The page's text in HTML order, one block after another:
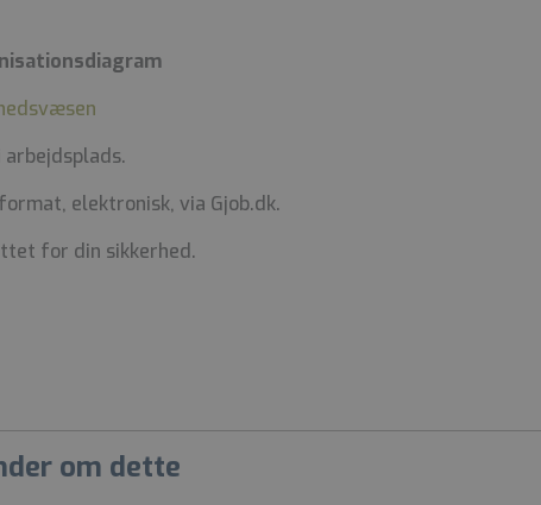
elektronisk, via Gjob.dk.
for din sikkerhed.
om dette